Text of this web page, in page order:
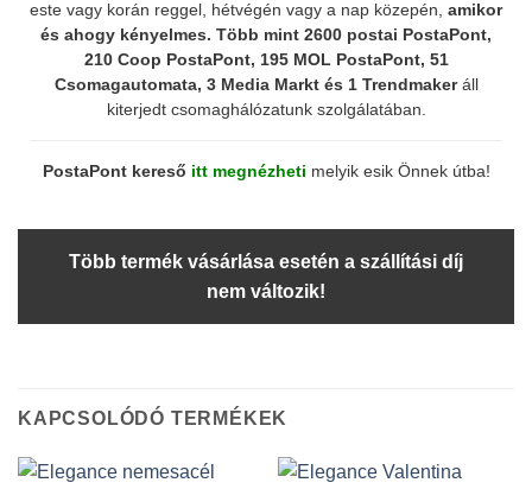
este vagy korán reggel, hétvégén vagy a nap közepén, amikor
és ahogy kényelmes. Több mint 2600 postai PostaPont,
210 Coop PostaPont, 195 MOL PostaPont, 51
Csomagautomata, 3 Media Markt és 1 Trendmakeráll
kiterjedt csomaghálózatunk szolgálatában.
PostaPont kereső itt megnézheti melyik esik Önnek útba!
Több termék vásárlása esetén a szállítási díj
nem változik!
KAPCSOLÓDÓ TERMÉKEK